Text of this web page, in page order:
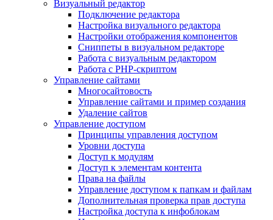
Визуальный редактор
Подключение редактора
Настройка визуального редактора
Настройки отображения компонентов
Сниппеты в визуальном редакторе
Работа с визуальным редактором
Работа с PHP-скриптом
Управление сайтами
Многосайтовость
Управление сайтами и пример создания
Удаление сайтов
Управление доступом
Принципы управления доступом
Уровни доступа
Доступ к модулям
Доступ к элементам контента
Права на файлы
Управление доступом к папкам и файлам
Дополнительная проверка прав доступа
Настройка доступа к инфоблокам